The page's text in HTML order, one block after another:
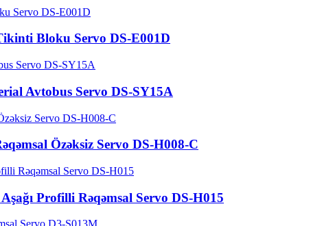
Bloku Servo DS-E001D
Avtobus Servo DS-SY15A
Özəksiz Servo DS-H008-C
Profilli Rəqəmsal Servo DS-H015